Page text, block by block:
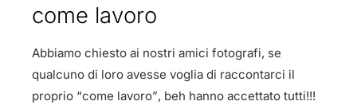
come lavoro
Abbiamo chiesto ai nostri amici fotografi, se
qualcuno di loro avesse voglia di raccontarci il
proprio “come lavoro”, beh hanno accettato tutti!!!